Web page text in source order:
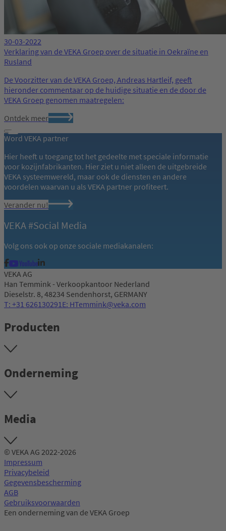
30-03-2022
Verklaring van de VEKA Groep over de situatie in Oekraïne en
Rusland
De Voorzitter van de VEKA Groep, Andreas Hartleif, geeft
hieronder commentaar op de huidige situatie en de door de
VEKA Groep genomen maatregelen:
Ontdek meer
Word VEKA partner
Hier heeft u toegang tot het gedeelte met speciale informatie
voor kozijnfabrikanten. Hier ziet u niet alleen de uitgebreide
VEKA systeemwereld, maar ook de diensten en andere
voordelen waarvan u als VEKA partner profiteert.
Verander nu!
VEKA #Social Media
Volg ons ook op onze sociale mediakanalen:
VEKA AG
Han Temmink - Verkoopkantoor Nederland
Dieselstr. 8, 48234 Sendenhorst, GERMANY
T: +31 626130291E: HTemmink@veka.com
Producten
Onderneming
Media
© VEKA AG 2022-2026
Impressum
Privacybeleid
Gegevensbescherming
AGB
Gebruiksvoorwaarden
Een onderneming van de VEKA Groep